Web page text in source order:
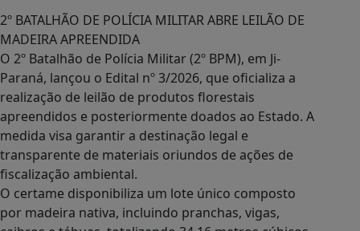
2º BATALHÃO DE POLÍCIA MILITAR ABRE LEILÃO DE
MADEIRA APREENDIDA
O 2º Batalhão de Polícia Militar (2º BPM), em Ji-
Paraná, lançou o Edital nº 3/2026, que oficializa a
realização de leilão de produtos florestais
apreendidos e posteriormente doados ao Estado. A
medida visa garantir a destinação legal e
transparente de materiais oriundos de ações de
fiscalização ambiental.
O certame disponibiliza um lote único composto
por madeira nativa, incluindo pranchas, vigas,